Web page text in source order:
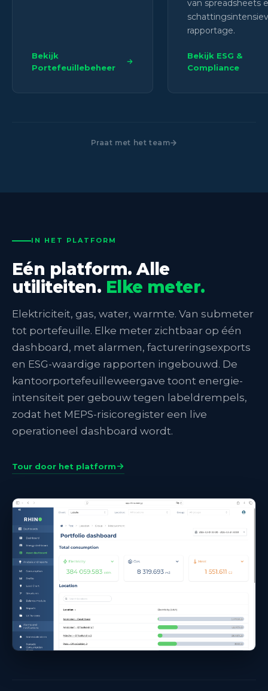
Bekijk
Portefeuillebeheer
van spreadsheets
rapportage.
Bekijk ESG &
Compliance
Praat met het team
IN HET PLATFORM
Eén platform. Alle
utiliteiten. Elke meter.
Elektriciteit, gas, water, warmte. Van submeter
tot portefeuille. Elke meter zichtbaar op één
dashboard, met alarmen, factureringsexports
en ESG-waardige rapporten ingebouwd. De
kantoorportefeuilleweergave toont energie-
intensiteit per gebouw tegen labeldrempels,
zodat het MEPS-risicoregister een live
operationeel dashboard wordt.
Tour door het platform